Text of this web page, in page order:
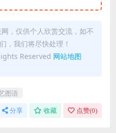
，仅供个人欣赏交流，如不
，我们将尽快处理！
Reserved 网站地图
图语
分享 收藏 点赞(0)